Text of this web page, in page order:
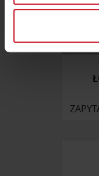
Dowiedz się więcej
dane są
zmienić lub wycofać
Wykorzystujemy
analizować ruch w
Partnerzy mogą
otrzymanymi od